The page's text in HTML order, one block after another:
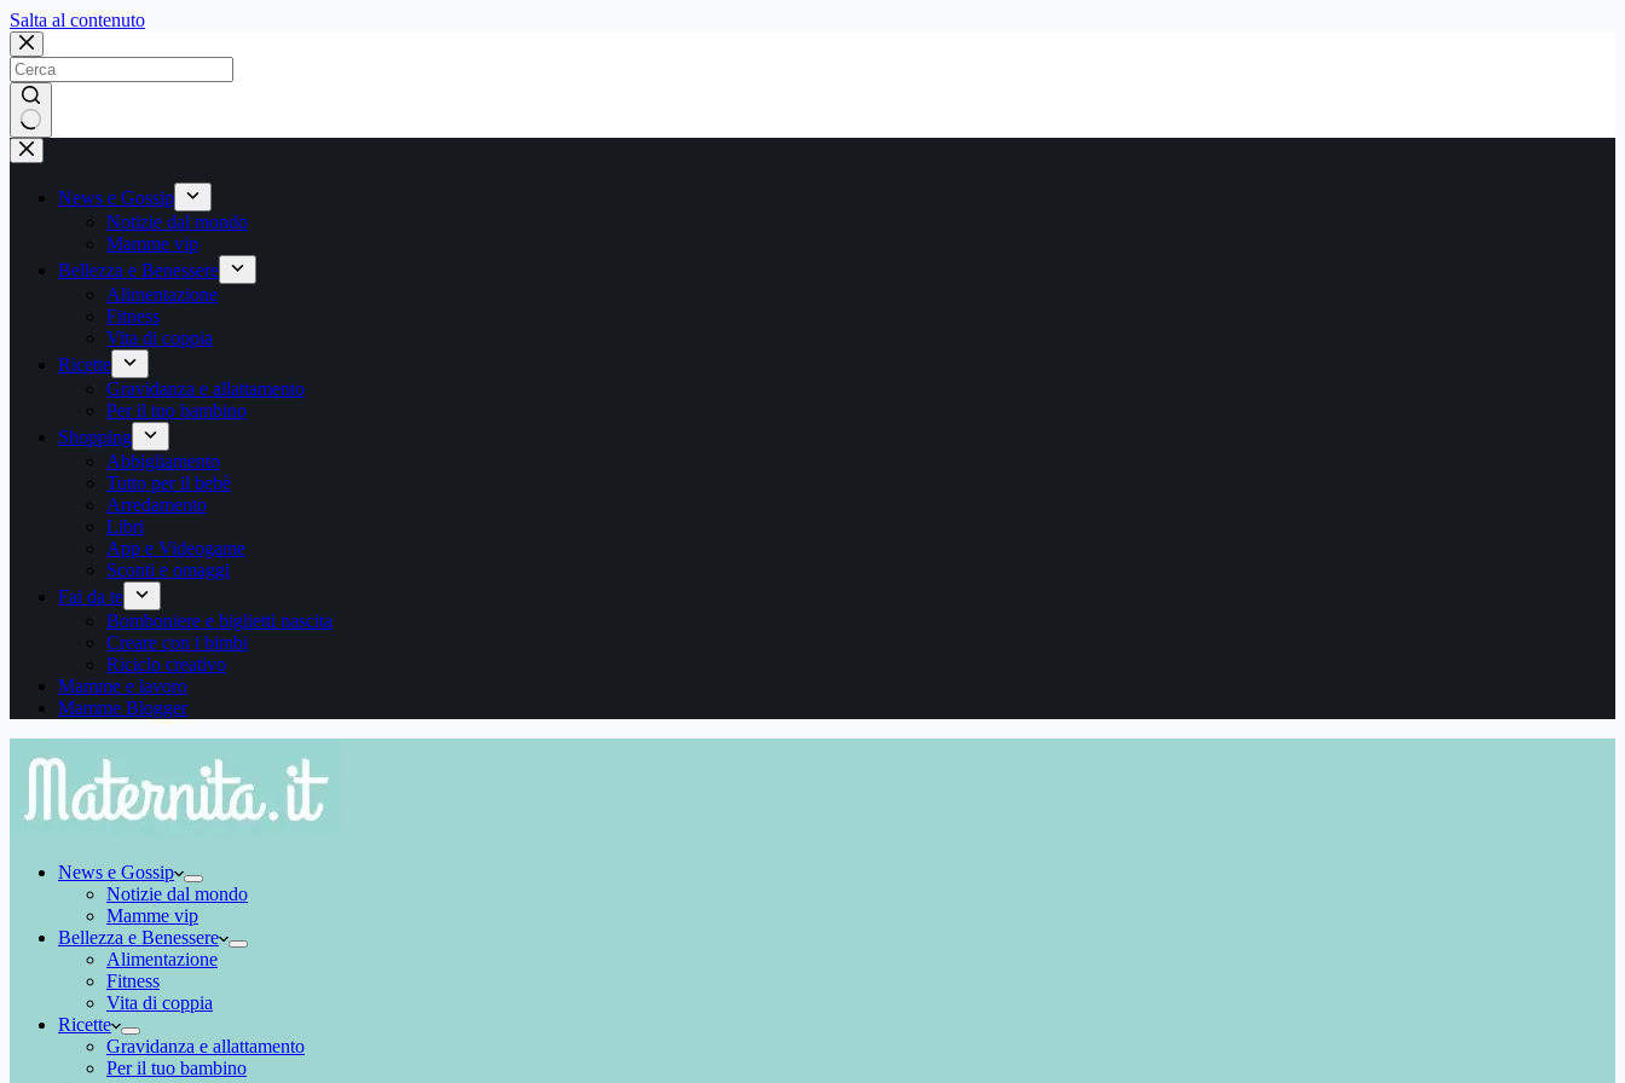
Salta al contenutoSalta
contenuto
Nessun
risultato
News e Gossip
Notizie dal mondo
Mamme vip
Bellezza e Benessere
Alimentazione
Fitness
Vita di coppia
Ricette
Gravidanza e allattamento
Per il tuo bambino
Shopping
Abbigliamento
Tutto per il bebè
Arredamento
Libri
App e Videogame
Sconti e omaggi
Fai da te
Bomboniere e biglietti nascita
Creare con i bimbi
Riciclo creativo
Mamme e lavoro
Mamme Blogger
News e Gossip
Notizie dal mondo
Mamme vip
Bellezza e Benessere
Alimentazione
Fitness
Vita di coppia
Ricette
Gravidanza e allattamento
Per il tuo bambino